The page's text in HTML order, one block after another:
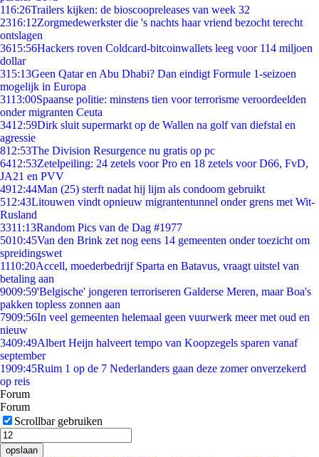
116:26Trailers kijken: de bioscoopreleases van week 32
2316:12Zorgmedewerkster die 's nachts haar vriend bezocht terecht
ontslagen
3615:56Hackers roven Coldcard-bitcoinwallets leeg voor 114 miljoen
dollar
315:13Geen Qatar en Abu Dhabi? Dan eindigt Formule 1-seizoen
mogelijk in Europa
3113:00Spaanse politie: minstens tien voor terrorisme veroordeelden
onder migranten Ceuta
3412:59Dirk sluit supermarkt op de Wallen na golf van diefstal en
agressie
812:53The Division Resurgence nu gratis op pc
6412:53Zetelpeiling: 24 zetels voor Pro en 18 zetels voor D66, FvD,
JA21 en PVV
4912:44Man (25) sterft nadat hij lijm als condoom gebruikt
512:43Litouwen vindt opnieuw migrantentunnel onder grens met Wit-
Rusland
3311:13Random Pics van de Dag #1977
5010:45Van den Brink zet nog eens 14 gemeenten onder toezicht om
spreidingswet
1110:20Accell, moederbedrijf Sparta en Batavus, vraagt uitstel van
betaling aan
9009:59'Belgische' jongeren terroriseren Galderse Meren, maar Boa's
pakken topless zonnen aan
7909:56In veel gemeenten helemaal geen vuurwerk meer met oud en
nieuw
3409:49Albert Heijn halveert tempo van Koopzegels sparen vanaf
september
1909:45Ruim 1 op de 7 Nederlanders gaan deze zomer onverzekerd
op reis
Forum
Forum
Scrollbar gebruiken
opslaan